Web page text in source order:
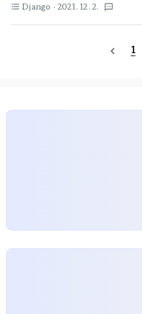
도 애매하다. 이때는.... 반드시 여기를
해보시기 바란다. 엄청 자세히 잘 되
install 중에 , setup.py 에서
UnicodeDecodeError 'cp949'
format_list_bulleted Django · 2021. 12. 2. textsms
navigate_before 1